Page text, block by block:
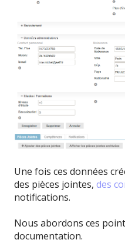
Une fois ces données
des pièces jointes, des
notifications.
Nous abordons ces
documentation.